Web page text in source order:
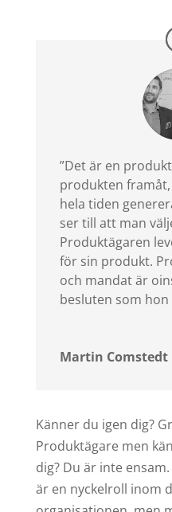
”Det är en
produkten
hela tiden
ser till att man
Produktägaren
för sin produkt.
och mandat är
besluten som hon
Martin Comstedt
Känner du igen dig?
Produktägare men
dig? Du är inte
är en nyckelroll inom